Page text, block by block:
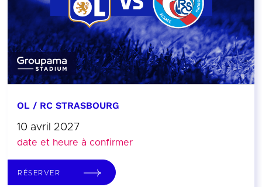
OL / RC STRASBOURG
10 avril 2027
date et heure à confirmer
RÉSERVER